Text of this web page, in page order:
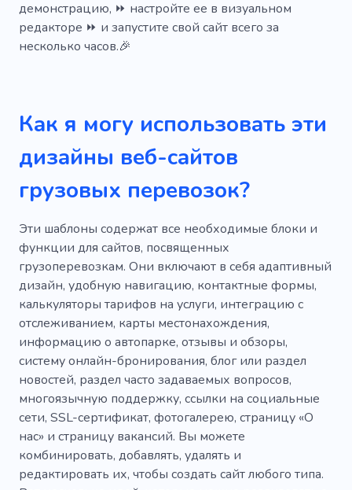
Морозильная камера
Железная дорога
Питание
Распределение
Замораживание
Сухое хранение
Офисный переезд
демонстрацию, ⏩ настройте ее в визуальном
редакторе ⏩ и запустите свой сайт всего за
несколько часов.🎉
Как я могу использовать эти
дизайны веб-сайтов
грузовых перевозок?
Эти шаблоны содержат все необходимые блоки и
функции для сайтов, посвященных
грузоперевозкам. Они включают в себя адаптивный
дизайн, удобную навигацию, контактные формы,
калькуляторы тарифов на услуги, интеграцию с
отслеживанием, карты местонахождения,
информацию о автопарке, отзывы и обзоры,
систему онлайн-бронирования, блог или раздел
новостей, раздел часто задаваемых вопросов,
многоязычную поддержку, ссылки на социальные
сети, SSL-сертификат, фотогалерею, страницу «О
нас» и страницу вакансий. Вы можете
комбинировать, добавлять, удалять и
редактировать их, чтобы создать сайт любого типа.